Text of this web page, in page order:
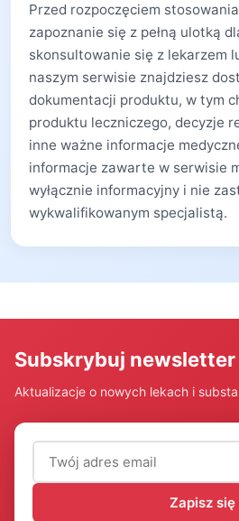
Przed rozpoczęciem
zapoznanie się z pełną ulotką
skonsultowanie się z lekarzem
naszym serwisie znajdziesz
dokumentacji produktu, w tym
produktu leczniczego, decyzje
inne ważne informacje
informacje zawarte w serwisie
wyłącznie informacyjny i nie
wykwalifikowanym specjalistą.
Subskrybuj newsletter
Aktualizacje o nowych lekach i
Adres email (wymagany)
Zapisz się